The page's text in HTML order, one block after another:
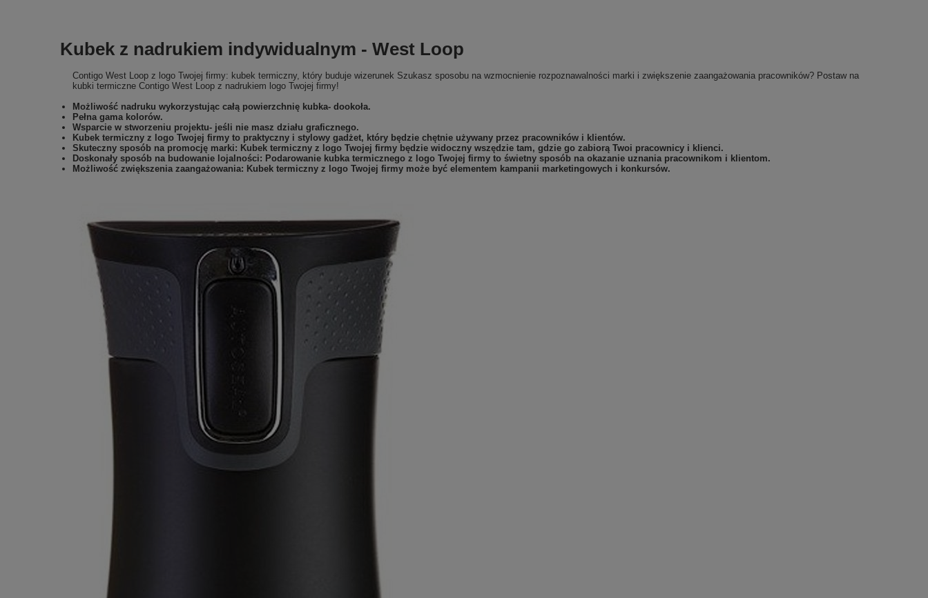
Kubek z nadrukiem indywidualnym - West Loop
Contigo West Loop z logo Twojej firmy: kubek termiczny, który buduje wizerunek Szukasz sposobu na wzmocnienie rozpoznawalności marki i zwiększenie zaangażowania pracowników? Postaw na
kubki termiczne Contigo West Loop z nadrukiem logo Twojej firmy!
Możliwość nadruku wykorzystując całą powierzchnię kubka- dookoła.
Pełna gama kolorów.
Wsparcie w stworzeniu projektu- jeśli nie masz działu graficznego.
Kubek termiczny z logo Twojej firmy to praktyczny i stylowy gadżet, który będzie chętnie używany przez pracowników i klientów.
Skuteczny sposób na promocję marki: Kubek termiczny z logo Twojej firmy będzie widoczny wszędzie tam, gdzie go zabiorą Twoi pracownicy i klienci.
Doskonały sposób na budowanie lojalności: Podarowanie kubka termicznego z logo Twojej firmy to świetny sposób na okazanie uznania pracownikom i klientom.
Możliwość zwiększenia zaangażowania: Kubek termiczny z logo Twojej firmy może być elementem kampanii marketingowych i konkursów.